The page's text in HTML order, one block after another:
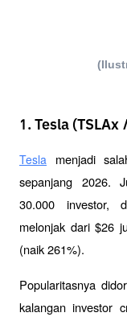
1. Tesla (TSLAx
Tesla menjadi
sepanjang 2026.
30.000 investor,
melonjak dari $26
(naik 261%).
Popularitasnya
kalangan investor